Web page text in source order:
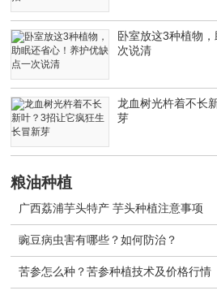
卧室放这3种植物
次说清
龙血树光杵着不长
芽
粮油种植
广西荔浦芋头特产 芋头种植注意事项
豌豆病虫害有哪些？如何防治？
苦参怎么种？苦参种植技术及价格行情